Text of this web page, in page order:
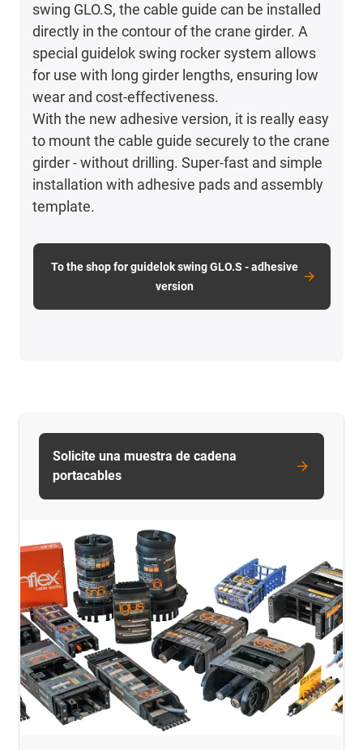
swing GLO.S, the cable guide can be installed
directly in the contour of the crane girder. A
special guidelok swing rocker system allows
for use with long girder lengths, ensuring low
wear and cost-effectiveness.
With the new adhesive version, it is really easy
to mount the cable guide securely to the crane
girder - without drilling. Super-fast and simple
installation with adhesive pads and assembly
template.
To the shop for guidelok swing GLO.S - adhesive
version
Solicite una muestra de cadena
portacables